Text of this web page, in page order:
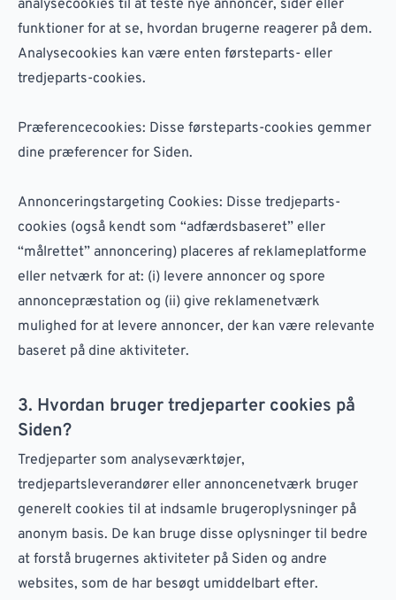
analysecookies til at teste nye annoncer, sider eller
funktioner for at se, hvordan brugerne reagerer på dem.
Analysecookies kan være enten førsteparts- eller
tredjeparts-cookies.
Præferencecookies: Disse førsteparts-cookies gemmer
dine præferencer for Siden.
Annonceringstargeting Cookies: Disse tredjeparts-
cookies (også kendt som “adfærdsbaseret” eller
“målrettet” annoncering) placeres af reklameplatforme
eller netværk for at: (i) levere annoncer og spore
annoncepræstation og (ii) give reklamenetværk
mulighed for at levere annoncer, der kan være relevante
baseret på dine aktiviteter.
3. Hvordan bruger tredjeparter cookies på
Siden?
Tredjeparter som analyseværktøjer,
tredjepartsleverandører eller annoncenetværk bruger
generelt cookies til at indsamle brugeroplysninger på
anonym basis. De kan bruge disse oplysninger til bedre
at forstå brugernes aktiviteter på Siden og andre
websites, som de har besøgt umiddelbart efter.